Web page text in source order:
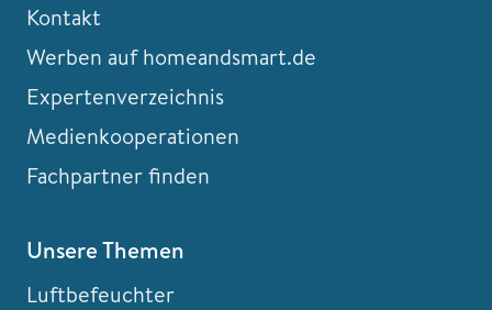
Kontakt
Werben auf homeandsmart.de
Expertenverzeichnis
Medienkooperationen
Fachpartner finden
Unsere Themen
Luftbefeuchter